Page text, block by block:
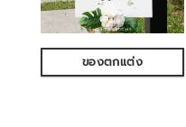
ของตกแต่ง